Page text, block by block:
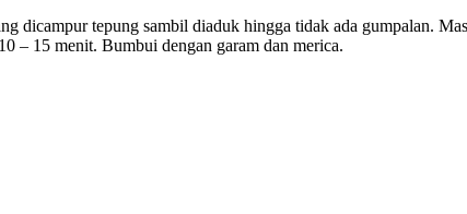
dicampur tepung sambil diaduk hingga tidak ada gumpalan.
– 15 menit. Bumbui dengan garam dan merica.